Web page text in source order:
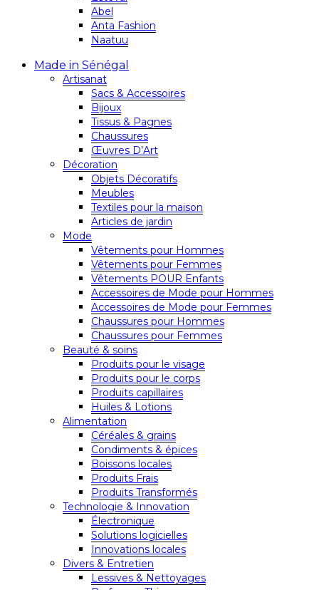
Abel
Anta Fashion
Naatuu
Made in Sénégal
Artisanat
Sacs & Accessoires
Bijoux
Tissus & Pagnes
Chaussures
Œuvres D’Art
Décoration
Objets Décoratifs
Meubles
Textiles pour la maison
Articles de jardin
Mode
Vêtements pour Hommes
Vêtements pour Femmes
Vêtements POUR Enfants
Accessoires de Mode pour Hommes
Accessoires de Mode pour Femmes
Chaussures pour Hommes
Chaussures pour Femmes
Beauté & soins
Produits pour le visage
Produits pour le corps
Produits capillaires
Huiles & Lotions
Alimentation
Céréales & grains
Condiments & épices
Boissons locales
Produits Frais
Produits Transformés
Technologie & Innovation
Électronique
Solutions logicielles
Innovations locales
Divers & Entretien
Lessives & Nettoyages